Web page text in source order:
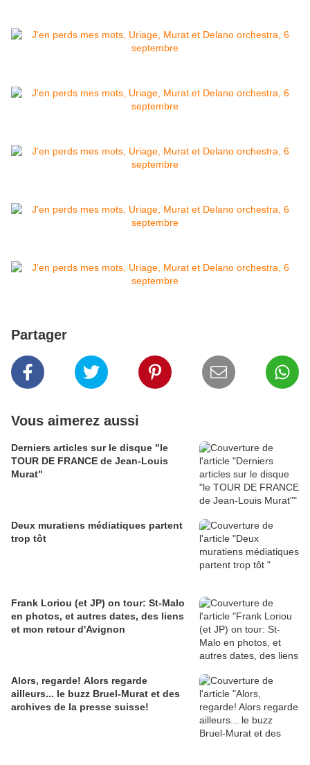
Partager
Vous aimerez aussi
Derniers articles sur le disque "le
TOUR DE FRANCE de Jean-Louis
Murat"
Deux muratiens médiatiques partent
trop tôt
Frank Loriou (et JP) on tour: St-Malo
en photos, et autres dates, des liens
et mon retour d'Avignon
Alors, regarde! Alors regarde
ailleurs... le buzz Bruel-Murat et des
archives de la presse suisse!